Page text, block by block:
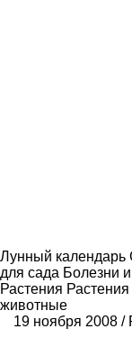
Лунный календарь
для сада Болезни
Растения Растения
животные
19 ноября 2008 /